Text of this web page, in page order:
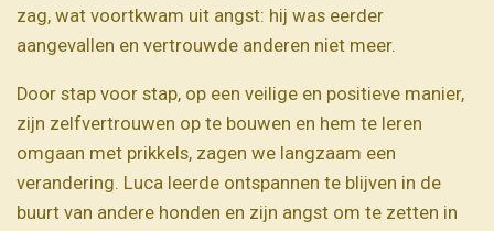
zag, wat voortkwam uit angst: hij was eerder
aangevallen en vertrouwde anderen niet meer.
Door stap voor stap, op een veilige en positieve manier,
zijn zelfvertrouwen op te bouwen en hem te leren
omgaan met prikkels, zagen we langzaam een
verandering. Luca leerde ontspannen te blijven in de
buurt van andere honden en zijn angst om te zetten in